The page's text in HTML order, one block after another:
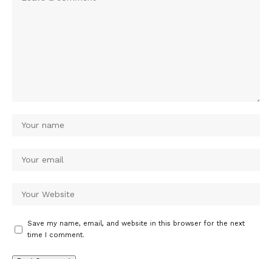
Save my name, email, and website in this browser for the next
time I comment.